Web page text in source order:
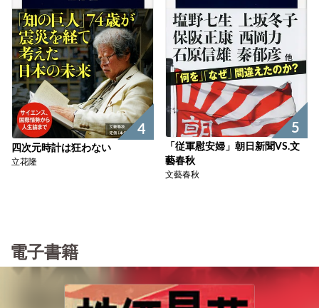
4
四次元時計は狂わない
立花隆
5
「従軍慰安婦」朝日新聞VS.文
藝春秋
文藝春秋
電子書籍